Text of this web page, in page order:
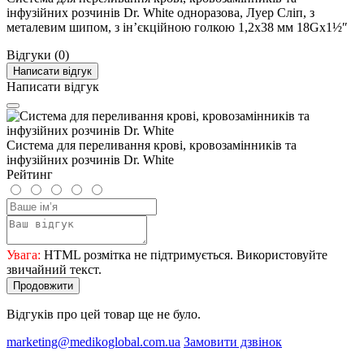
інфузійних розчинів Dr. White одноразова, Луер Сліп, з
металевим шипом, з ін’єкційною голкою 1,2x38 мм 18Gx1½ʺ
Відгуки (0)
Написати відгук
Написати відгук
Система для переливання крові, кровозамінників та
інфузійних розчинів Dr. White
Рейтинг
Увага: HTML розмітка не підтримується. Використовуйте
звичайний текст.
Продовжити
Відгуків про цей товар ще не було.
marketing@medikoglobal.com.ua Замовити дзвінок